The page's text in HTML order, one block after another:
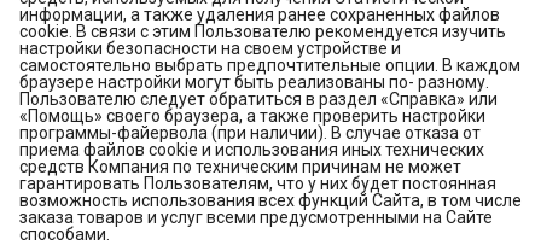
информации, а также удаления ранее сохраненных файлов
cookie. В связи с этим Пользователю рекомендуется изучить
настройки безопасности на своем устройстве и
самостоятельно выбрать предпочтительные опции. В каждом
браузере настройки могут быть реализованы по- разному.
Пользователю следует обратиться в раздел «Справка» или
«Помощь» своего браузера, а также проверить настройки
программы-файервола (при наличии). В случае отказа от
приема файлов cookie и использования иных технических
средств Компания по техническим причинам не может
гарантировать Пользователям, что у них будет постоянная
возможность использования всех функций Сайта, в том числе
заказа товаров и услуг всеми предусмотренными на Сайте
способами.